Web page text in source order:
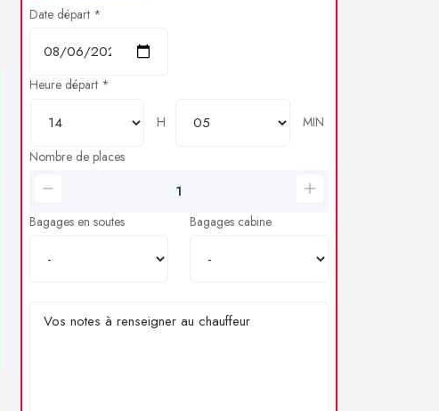
Date départ *
Heure départ *
H
MIN
Nombre de places
Bagages en soutes Bagages cabine